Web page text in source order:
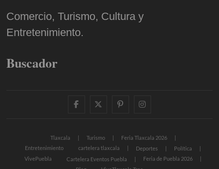
Comercio, Turismo, Cultura y
Entretenimiento.
Buscador
facebooktwitter
pinterestinstagram
Tlaxcala Turismo
Feria Tlaxcala 2026
Entretenimiento
cartelera tlaxcala Deportes
Política
VivePuebla
Cartelera Eventos Puebla
Feria de Puebla 2026